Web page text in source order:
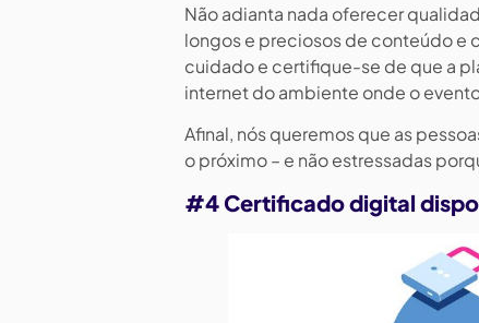
Não adianta nada oferecer
longos e preciosos de conteúdo e
cuidado e certifique-se de que a
internet do ambiente onde o
Afinal, nós queremos que as
o próximo – e não estressadas
#4 Certificado digital